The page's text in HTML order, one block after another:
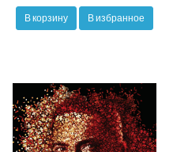
В корзину В избранное